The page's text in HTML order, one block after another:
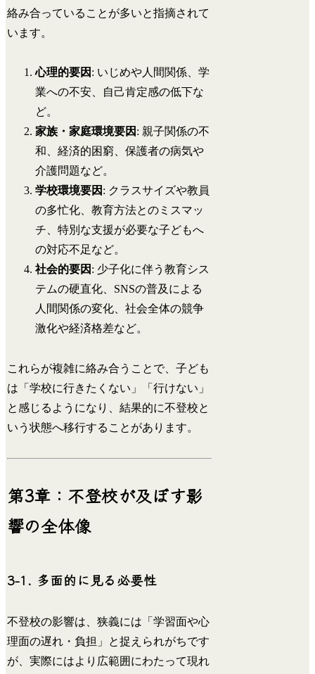
絡み合っていることが多いと指摘されて
います。
心理的要因 : いじめや人間関係、学
業への不安、自己肯定感の低下な
ど。
家族・家庭環境要因 : 親子関係の不
和、経済的困窮、保護者の病気や
介護問題など。
学校環境要因 : クラスサイズや教員
の多忙化、教育方法とのミスマッ
チ、特別な支援が必要な子どもへ
の対応不足など。
社会的要因 : 少子化に伴う教育シス
テムの硬直化、SNSの普及による
人間関係の変化、社会全体の競争
激化や経済格差など。
これらが複雑に絡み合うことで、子ども
は「学校に行きたくない」「行けない」
と感じるようになり、結果的に不登校と
いう状態へ移行することがあります。
第3章：不登校が及ぼす影
響の全体像
3-1. 多面的に見る必要性
不登校の影響は、狭義には「学習面や心
理面の遅れ・負担」と捉えられがちです
が、実際にはより広範囲にわたって現れ